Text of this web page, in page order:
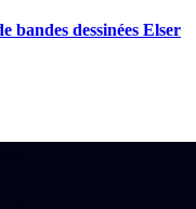
bandes dessinées Elser